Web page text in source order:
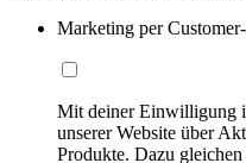
Marketing per
Mit deiner Einwilligung
unserer Website über
Produkte. Dazu